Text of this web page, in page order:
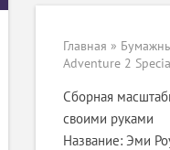
Главная »
Adventure 2
Сборная
своими руками
Название: Эми